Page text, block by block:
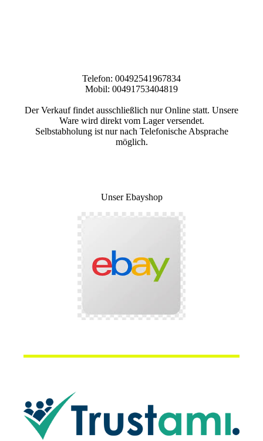
Telefon: 00492541967834
Mobil: 00491753404819
Der Verkauf findet ausschließlich nur Online statt. Unsere
Ware wird direkt vom Lager versendet.
Selbstabholung ist nur nach Telefonische Absprache
möglich.
Unser Ebayshop